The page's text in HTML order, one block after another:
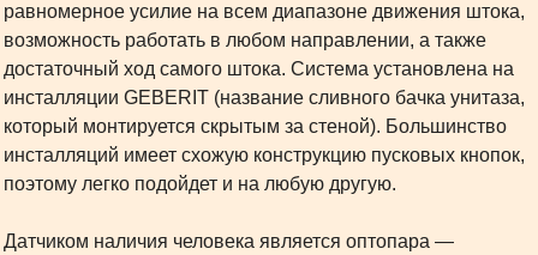
равномерное усилие на всем диапазоне движения штока,
возможность работать в любом направлении, а также
достаточный ход самого штока. Система установлена на
инсталляции GEBERIT (название сливного бачка унитаза,
который монтируется скрытым за стеной). Большинство
инсталляций имеет схожую конструкцию пусковых кнопок,
поэтому легко подойдет и на любую другую.
Датчиком наличия человека является оптопара —